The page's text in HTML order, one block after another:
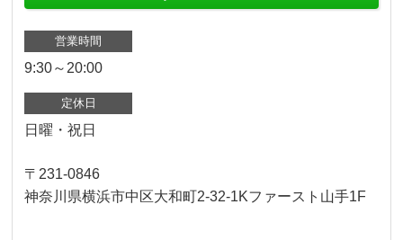
営業時間
9:30～20:00
定休日
日曜・祝日
〒231-0846
神奈川県横浜市中区大和町2-32-1Kファースト山手1F